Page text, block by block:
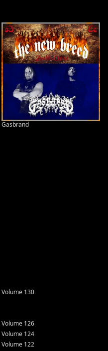
Gasbrand
Volume 130
Volume 126
Volume 124
Volume 122